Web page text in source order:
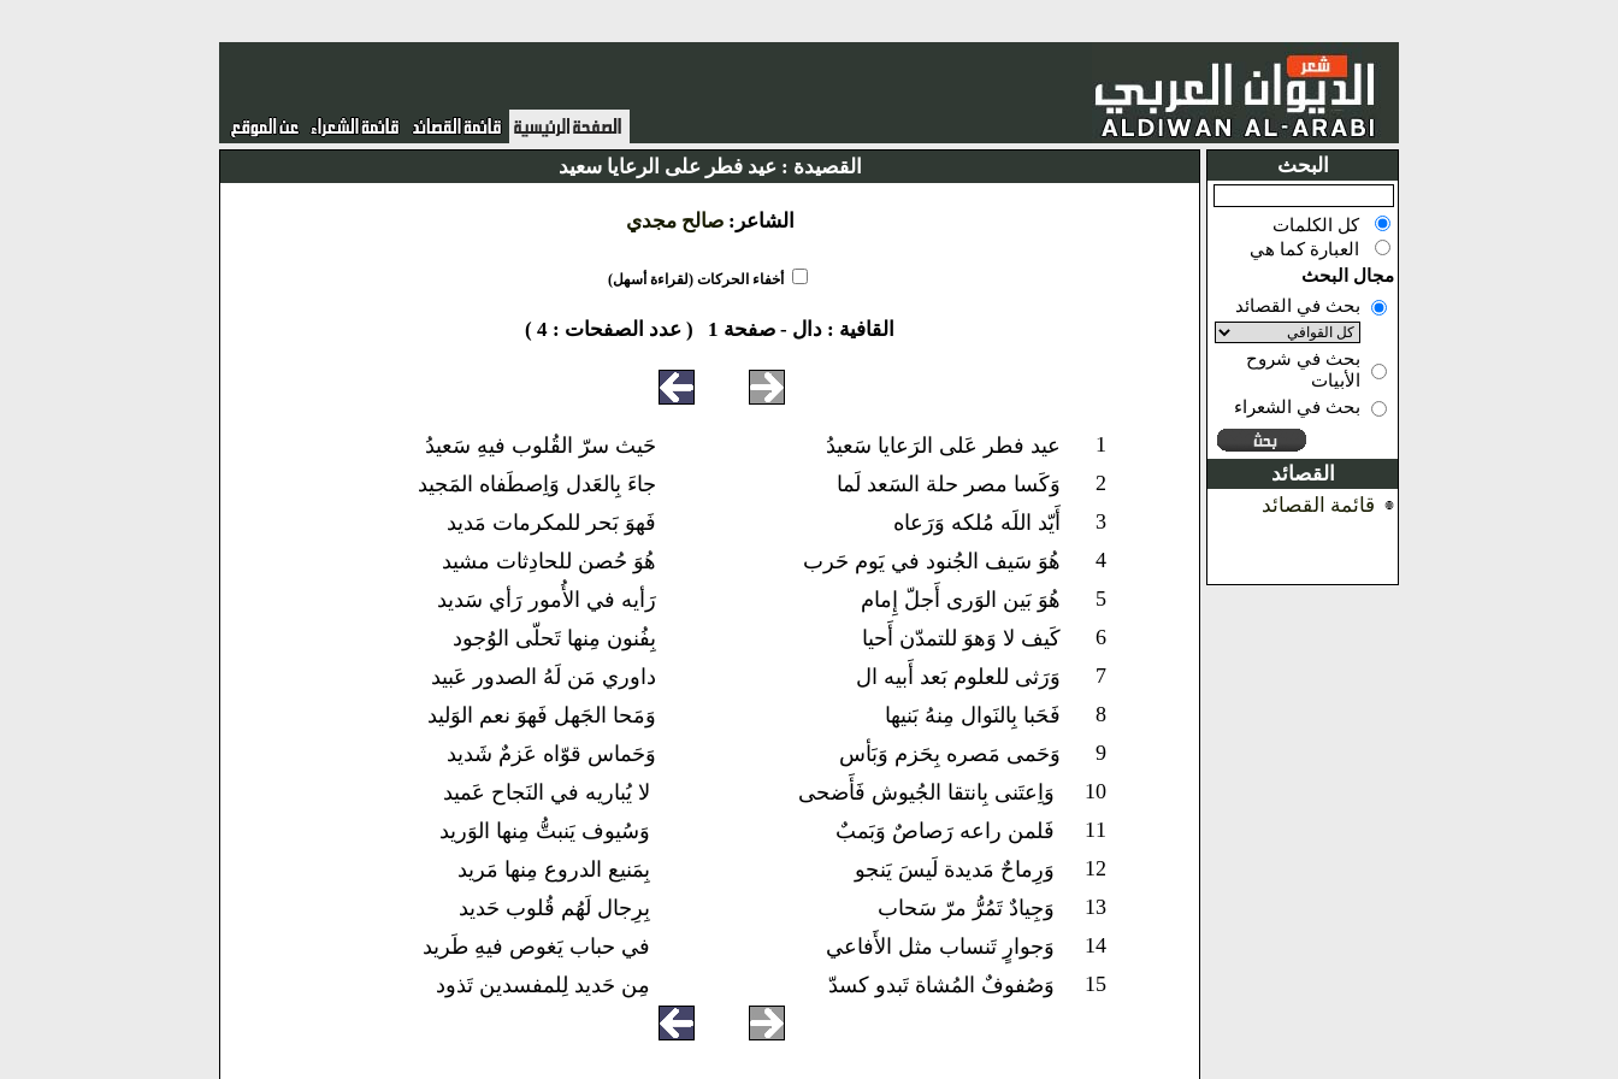
البحث
كل الكلمات
العبارة كما هي
مجال البحث
بحث في القصائد
بحث في شروح
الأبيات
بحث في الشعراء
القصائد
قائمة القصائد
القصيدة :عيد فطر على الرعايا سعيد
الشاعر:صالح مجدي
أخفاء الحركات (لقراءة أسهل)
القافية : دال - صفحة 1 ( عدد الصفحات : 4 )
1 عيد فطر عَلى الرَعايا سَعيدُ
حَيث سرّ القُلوب فيهِ سَعيدُ
2
وَكَسا مصر حلة السَعد لَما
جاءَ بِالعَدل وَاِصطَفاه المَجيد
3
أَيّد اللَه مُلكه وَرَعاه
فَهوَ بَحر للمكرمات مَديد
4
هُوَ سَيف الجُنود في يَوم حَرب
هُوَ حُصن للحادِثات مشيد
5
هُوَ بَين الوَرى أَجلّ إِمام
رَأيه في الأُمور رَأي سَديد
6
كَيف لا وَهوَ للتمدّن أَحيا
بِفُنون مِنها تَحلّى الوُجود
7
وَرَثى للعلوم بَعد أَبيه ال
داوري مَن لَهُ الصدور عَبيد
8
فَحَبا بِالنَوال مِنهُ بَنيها
وَمَحا الجَهل فَهوَ نعم الوَليد
9
وَحَمى مَصره بِحَزم وَبَأس
وَحَماس قوّاه عَزمٌ شَديد
10
وَاِعتَنى بِانتقا الجُيوش فَأَضحى
لا يُباريه في النَجاح عَميد
11
فَلمن راعه رَصاصٌ وَبَمبٌ
وَسُيوف يَنبتُّ مِنها الوَريد
12
وَرِماحٌ مَديدة لَيسَ يَنجو
بِمَنيع الدروع مِنها مَريد
13
وَجِيادٌ تَمُرُّ مرّ سَحاب
بِرِجال لَهُم قُلوب حَديد
14
وَجوارٍ تَنساب مثل الأَفاعي
في حباب يَغوص فيهِ طَريد
15
وَصُفوفٌ المُشاة تَبدو كسدّ مِن حَديد لِلمفسدين تَذود